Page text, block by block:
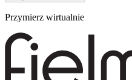
Przymierz wirtualnie